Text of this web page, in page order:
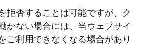
拒否することは可能ですが、ク
かない場合には、当ウェブサイ
ご利用できなくなる場合があり